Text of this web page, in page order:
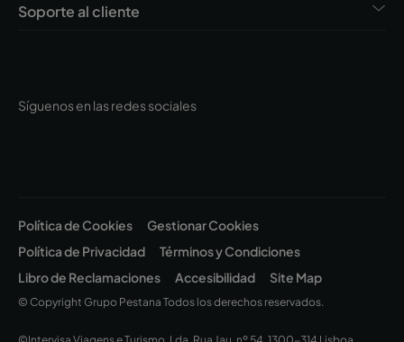
Síguenos en las redes sociales
Soporte al cliente
Política de Cookies
Gestionar Cookies
Política de Privacidad
Términos y Condiciones
Libro de Reclamaciones
Accesibilidad Site Map
© Copyright Grupo Pestana Todos los derechos reservados.
©Intervisa Viagens e Turismo, Lda. Rua Jau, nº 54, 1300-314 Lisboa